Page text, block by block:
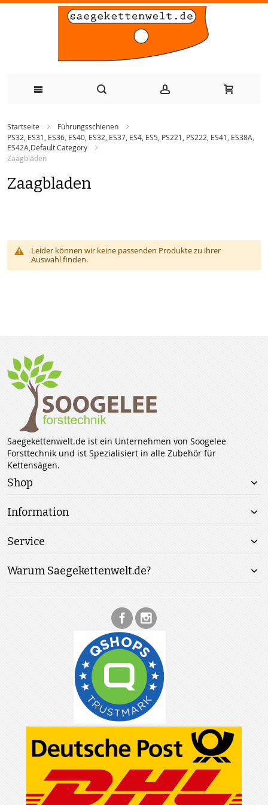
Inhalt
springen
Startseite
Führungsschienen
PS32, ES31, ES36, ES40, ES32, ES37, ES4, ES5, PS221, PS222, ES41, ES38A,
ES42A,Default Category
Zaagbladen
Zaagbladen
Leider können wir keine passenden Produkte zu ihrer
Auswahl finden.
Saegekettenwelt.de ist ein Unternehmen von Soogelee
Forsttechnik und ist Spezialisiert in alle Zubehör für
Kettensägen.
Shop
Information
Service
Warum Saegekettenwelt.de?